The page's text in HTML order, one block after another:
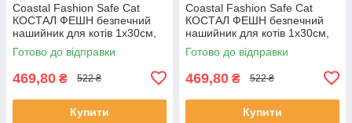
Coastal Fashion Safe Cat
КОСТАЛ ФЕШН безпечний
нашийник для котів 1х30см,
Якість
Готово до відправки
469,80 ₴ 522 ₴
Купити
Coastal Fashion Safe Cat
КОСТАЛ ФЕШН безпечний
нашийник для котів 1х30см,
Якість
Готово до відправки
469,80 ₴ 522 ₴
Купити